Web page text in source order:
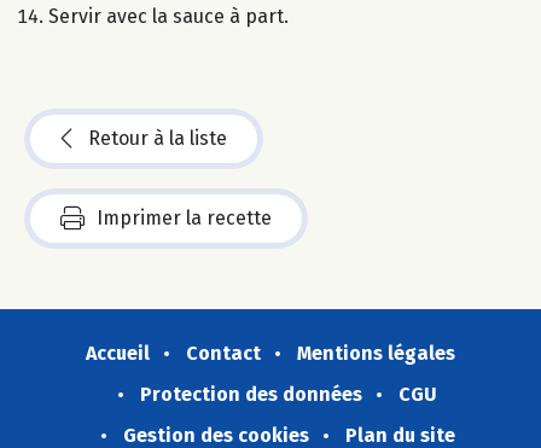
Servir avec la sauce à part.
Retour à la liste
Imprimer la recette
Accueil Contact
Mentions légales
Protection des données
CGU
Gestion des cookies
Plan du site